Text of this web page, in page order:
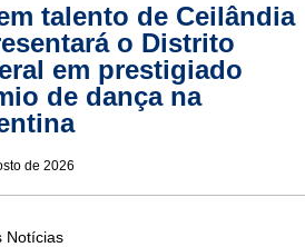
talento de Ceilândia
o Distrito
em prestigiado
de dança na
de 2026
Notícias